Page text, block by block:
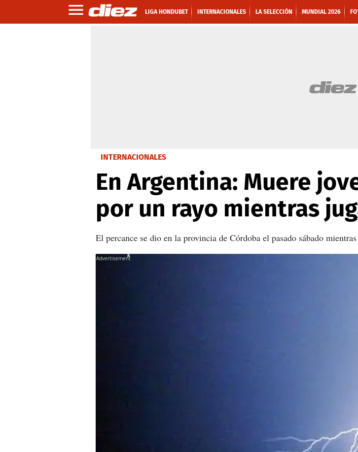
LIGA HONDUBET INTERNACIONALES LA SELECCIÓN MUNDIAL 2026
INTERNACIONALES
En Argentina: Muere
por un rayo mientras
El percance se dio en la provincia de Córdoba el pasado sábado
X